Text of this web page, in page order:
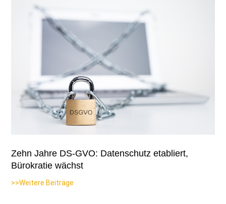
Zehn Jahre DS-GVO: Datenschutz etabliert,
Bürokratie wächst
>>Weitere Beiträge